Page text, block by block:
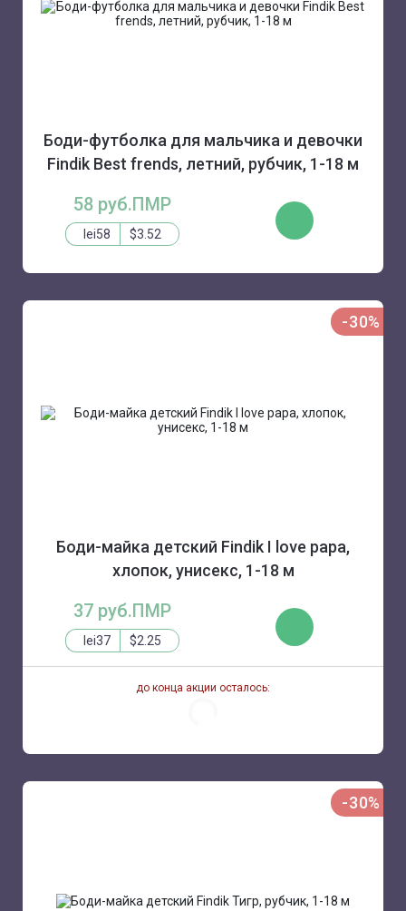
Боди-футболка для мальчика и девочки
Findik Best frends, летний, рубчик, 1-18 м
58 руб.ПМР
lei58 $3.52
КУПИТЬ
-30%
Боди-майка детский Findik I love papa,
хлопок, унисекс, 1-18 м
37 руб.ПМР
lei37 $2.25
до конца акции осталось:
КУПИТЬ
-30%